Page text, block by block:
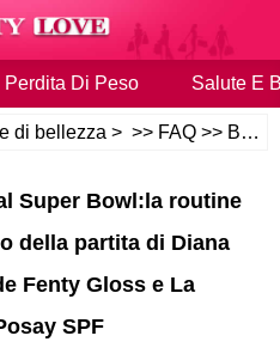
Perdita Di Peso Salute E
di bellezza > >> FAQ >> Bellezza e Salute
Super Bowl:la routine
della partita di Diana
Fenty Gloss e La
SPF